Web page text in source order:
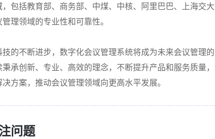
包括教育部、商务部、中煤、中核、阿里巴巴、上海交
理领域的专业性和可靠性。
技的不断进步，数字化会议管理系统将成为未来会议管理
秉承创新、专业、高效的理念，不断提升产品和服务质量
方案，推动会议管理领域向更高水平发展。
问题